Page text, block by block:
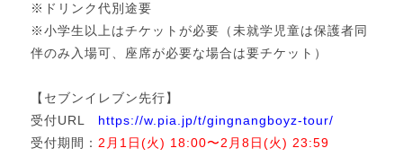
※ドリンク代別途要
※小学生以上はチケットが必要（未就学児童は保護者同
伴のみ入場可、座席が必要な場合は要チケット）
【セブンイレブン先行】
受付URL https://w.pia.jp/t/gingnangboyz-tour/
受付期間： 2月1日(火) 18:00〜2月8日(火) 23:59